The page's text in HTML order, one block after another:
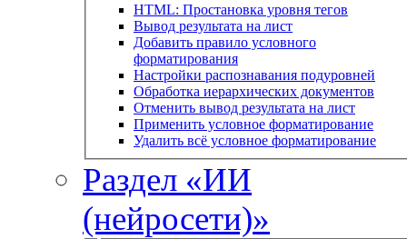
HTML: Простановка уровня тегов
Вывод результата на лист
Добавить правило условного
форматирования
Настройки распознавания подуровней
Обработка иерархических документов
Отменить вывод результата на лист
Применить условное форматирование
Удалить всё условное форматирование
Раздел «ИИ
(нейросети)»